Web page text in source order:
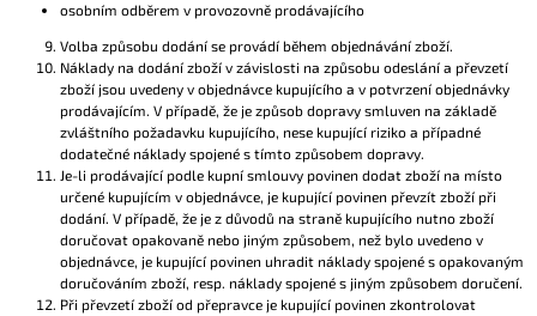
osobním odběrem v provozovně prodávajícího
Volba způsobu dodání se provádí během objednávání zboží.
Náklady na dodání zboží v závislosti na způsobu odeslání a převzetí
zboží jsou uvedeny v objednávce kupujícího a v potvrzení objednávky
prodávajícím. V případě, že je způsob dopravy smluven na základě
zvláštního požadavku kupujícího, nese kupující riziko a případné
dodatečné náklady spojené s tímto způsobem dopravy.
Je-li prodávající podle kupní smlouvy povinen dodat zboží na místo
určené kupujícím v objednávce, je kupující povinen převzít zboží při
dodání. V případě, že je z důvodů na straně kupujícího nutno zboží
doručovat opakovaně nebo jiným způsobem, než bylo uvedeno v
objednávce, je kupující povinen uhradit náklady spojené s opakovaným
doručováním zboží, resp. náklady spojené s jiným způsobem doručení.
Při převzetí zboží od přepravce je kupující povinen zkontrolovat